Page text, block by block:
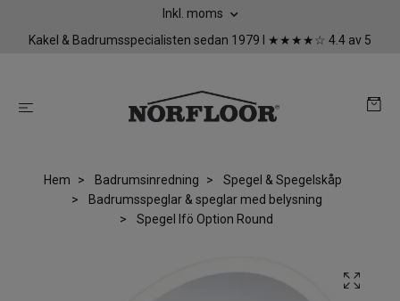
Inkl. moms
Kakel & Badrumsspecialisten sedan 1979 I ★★★★☆ 4.4 av 5
Hem Badrumsinredning
Spegel & Spegelskåp
Badrumsspeglar & speglar med belysning
Spegel Ifö Option Round